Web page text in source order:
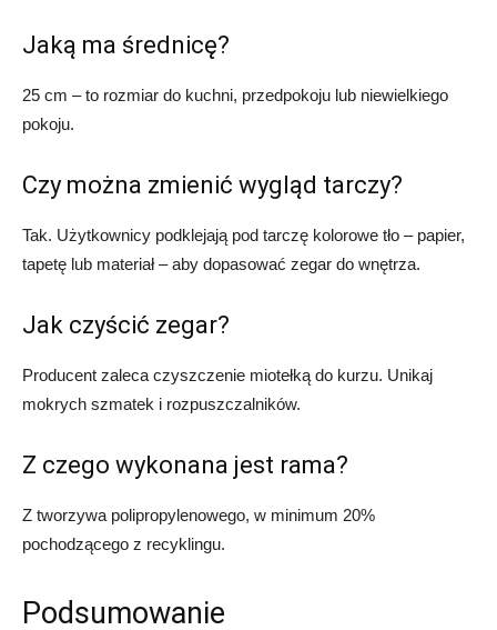
Jaką ma średnicę?
25 cm – to rozmiar do kuchni, przedpokoju lub niewielkiego
pokoju.
Czy można zmienić wygląd tarczy?
Tak. Użytkownicy podklejają pod tarczę kolorowe tło – papier,
tapetę lub materiał – aby dopasować zegar do wnętrza.
Jak czyścić zegar?
Producent zaleca czyszczenie miotełką do kurzu. Unikaj
mokrych szmatek i rozpuszczalników.
Z czego wykonana jest rama?
Z tworzywa polipropylenowego, w minimum 20%
pochodzącego z recyklingu.
Podsumowanie